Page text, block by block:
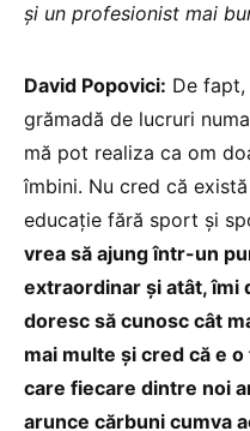
și un profesionist mai
David Popovici: De
grămadă de lucruri
mă pot realiza ca om
îmbini. Nu cred că
educație fără sport și
vrea să ajung într-un
extraordinar și atât, îmi
doresc să cunosc cât
mai multe și cred că e
care fiecare dintre noi
arunce cărbuni cumva